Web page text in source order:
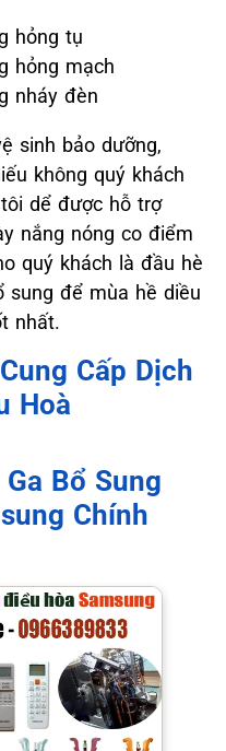
hỏng tụ
hỏng mạch
nháy đèn
sinh bảo dưỡng,
không quý khách
dể được hỗ trợ
nắng nóng co điểm
quý khách là đầu hè
sung để mùa hề diều
nhất.
Cấp Dịch
Hoà
Bổ Sung
Chính